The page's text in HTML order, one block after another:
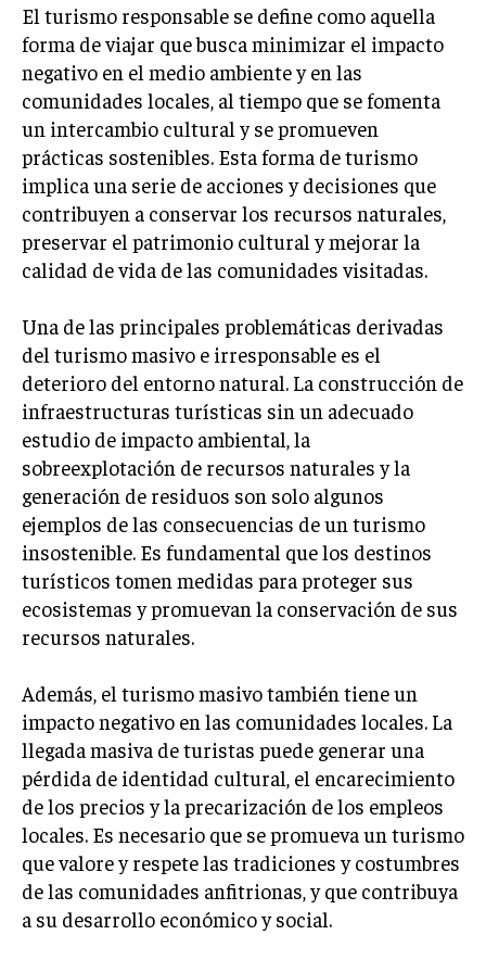
AGENCIAS DE MARKETING
AGENCIAS DE POSICIONAMIENTO WEB SEO
VENTA DE ENLACES
MARKETING DIGITAL
PUBLICIDAD
VENTAS Y PERSUASIÓN
GESTIÓN DE PRODUCTOS
COMUNICACIÓN CORPORATIVA
GESTIÓN DE MARCA
INVESTIGACIÓN DE MERCADO
ANÁLISIS DE COMPETENCIA
GESTIÓN DE CLIENTES
EMPRENDIMIENTO
INNOVACIÓN EMPRESARIAL
LIDERAZGO
EMPRENDIMIENTO
PLANIFICACIÓN EMPRESARIAL
FINANZAS
FINANZAS Y CONTABILIDAD
GESTIÓN DE RECURSOS FINANCIEROS
INVERSIONES Y MERCADOS FINANCIEROS
El turismo responsable se define como aquella
forma de viajar que busca minimizar el impacto
negativo en el medio ambiente y en las
comunidades locales, al tiempo que se fomenta
un intercambio cultural y se promueven
prácticas sostenibles. Esta forma de turismo
implica una serie de acciones y decisiones que
contribuyen a conservar los recursos naturales,
preservar el patrimonio cultural y mejorar la
calidad de vida de las comunidades visitadas.
Una de las principales problemáticas derivadas
del turismo masivo e irresponsable es el
deterioro del entorno natural. La construcción de
infraestructuras turísticas sin un adecuado
estudio de impacto ambiental, la
sobreexplotación de recursos naturales y la
generación de residuos son solo algunos
ejemplos de las consecuencias de un turismo
insostenible. Es fundamental que los destinos
turísticos tomen medidas para proteger sus
ecosistemas y promuevan la conservación de sus
recursos naturales.
Además, el turismo masivo también tiene un
impacto negativo en las comunidades locales. La
llegada masiva de turistas puede generar una
pérdida de identidad cultural, el encarecimiento
de los precios y la precarización de los empleos
locales. Es necesario que se promueva un turismo
que valore y respete las tradiciones y costumbres
de las comunidades anfitrionas, y que contribuya
a su desarrollo económico y social.